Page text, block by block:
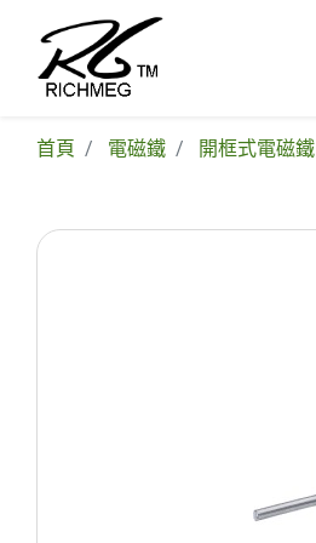
首頁 電磁鐵 開框式電磁鐵